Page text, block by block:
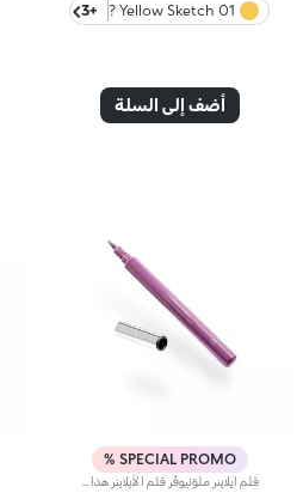
01 Yellow Sketch ?
+3
أضف إلى السلة
SPECIAL PROMO %